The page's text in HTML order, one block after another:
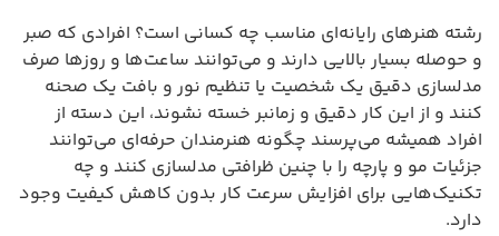
رشته هنرهای رایانه‌ای مناسب چه کسانی است؟ افرادی که صبر
و حوصله بسیار بالایی دارند و می‌توانند ساعت‌ها و روزها صرف
مدلسازی دقیق یک شخصیت یا تنظیم نور و بافت یک صحنه
کنند و از این کار دقیق و زمانبر خسته نشوند، این دسته از
افراد همیشه می‌پرسند چگونه هنرمندان حرفه‌ای می‌توانند
جزئیات مو و پارچه را با چنین ظرافتی مدلسازی کنند و چه
تکنیک‌هایی برای افزایش سرعت کار بدون کاهش کیفیت وجود
دارد.